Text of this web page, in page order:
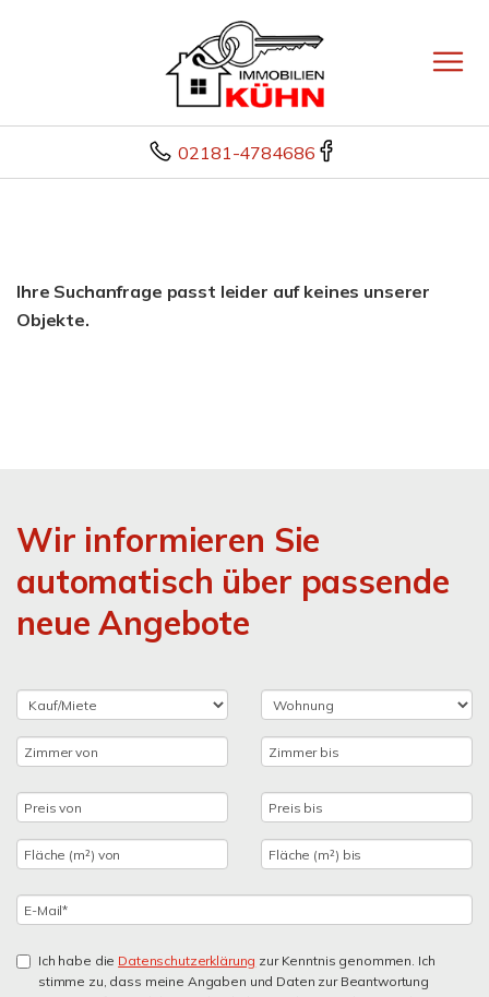
02181-4784686
Ihre Suchanfrage passt leider auf keines unserer
Objekte.
Wir informieren Sie
automatisch über passende
neue Angebote
Ich habe die Datenschutzerklärung zur Kenntnis genommen. Ich
stimme zu, dass meine Angaben und Daten zur Beantwortung